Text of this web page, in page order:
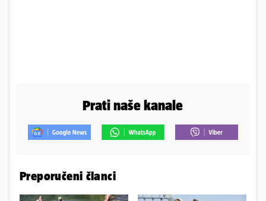
Prati naše kanale
Preporučeni članci